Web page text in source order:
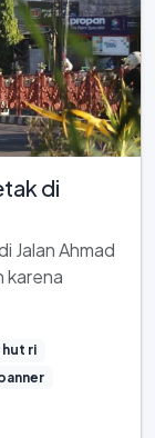
di
Jalan Ahmad
karena
ri